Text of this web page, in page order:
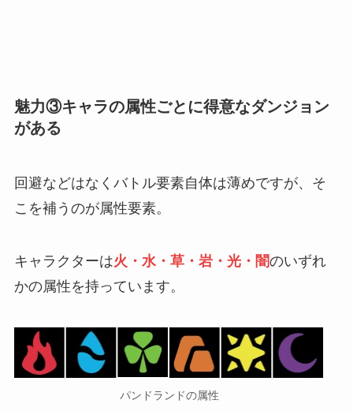
魅力③キャラの属性ごとに得意なダンジョン
がある
回避などはなくバトル要素自体は薄めですが、そ
こを補うのが属性要素。
キャラクターは火・水・草・岩・光・闇のいずれ
かの属性を持っています。
パンドランドの属性